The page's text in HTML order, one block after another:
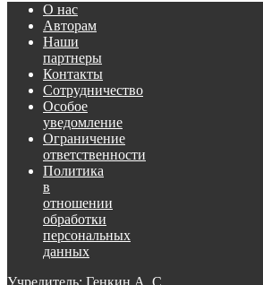
О нас
Авторам
Наши
партнеры
Контакты
Сотрудничество
Особое
уведомление
Ограничение
ответственности
Политика
в
отношении
обработки
персональных
данных
Учредитель: Генкин А. С.